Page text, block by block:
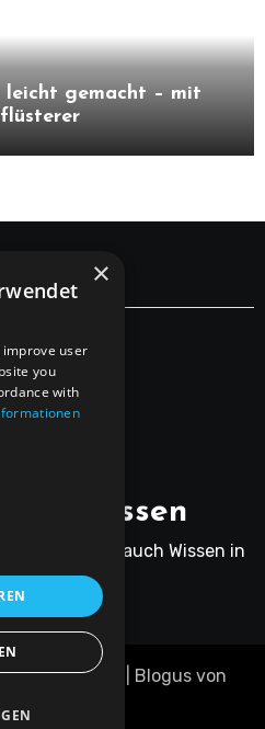
gemacht – mit
sondern auch Wissen in
vorbehalten. Blogusvon
×
improve user
you
with